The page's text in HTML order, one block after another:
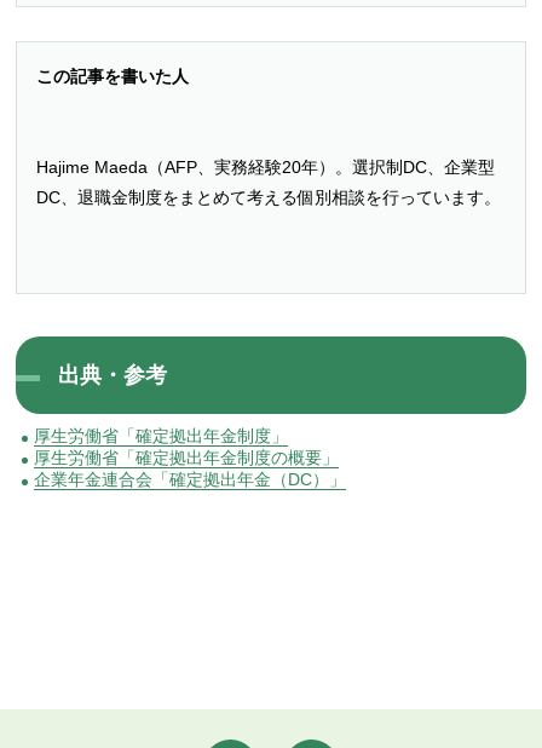
この記事を書いた人
Hajime Maeda（AFP、実務経験20年）。選択制DC、企業型
DC、退職金制度をまとめて考える個別相談を行っています。
出典・参考
厚生労働省「確定拠出年金制度」
厚生労働省「確定拠出年金制度の概要」
企業年金連合会「確定拠出年金（DC）」